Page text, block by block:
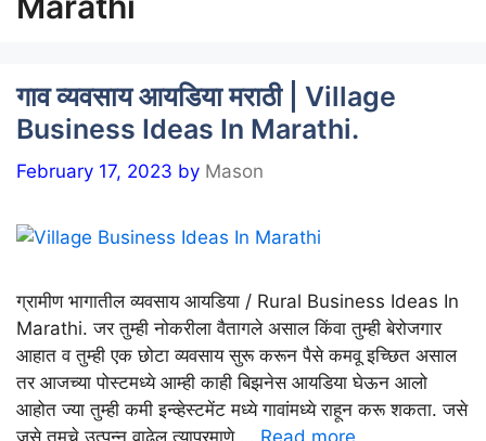
गाव व्यवसाय आयडिया मराठी | Village
Business Ideas In Marathi.
February 17, 2023 by Mason
ग्रामीण भागातील व्यवसाय आयडिया / Rural Business Ideas In
Marathi. जर तुम्ही नोकरीला वैतागले असाल किंवा तुम्ही बेरोजगार
आहात व तुम्ही एक छोटा व्यवसाय सुरू करून पैसे कमवू इच्छित असाल
तर आजच्या पोस्टमध्ये आम्ही काही बिझनेस आयडिया घेऊन आलो
आहोत ज्या तुम्ही कमी इन्व्हेस्टमेंट मध्ये गावांमध्ये राहून करू शकता. जसे
जसे तुमचे उत्पन्न वाढेल त्याप्रमाणे … Read more